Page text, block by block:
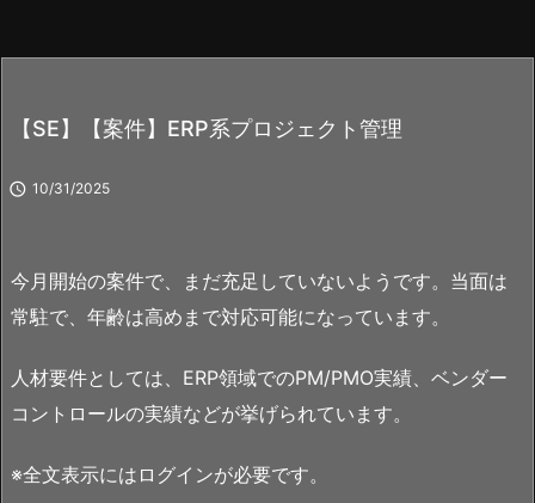
【SE】【案件】ERP系プロジェクト管理
 10/31/2025
今月開始の案件で、まだ充足していないようです。当面は
常駐で、年齢は高めまで対応可能になっています。
人材要件としては、ERP領域でのPM/PMO実績、ベンダー
コントロールの実績などが挙げられています。
※全文表示にはログインが必要です。